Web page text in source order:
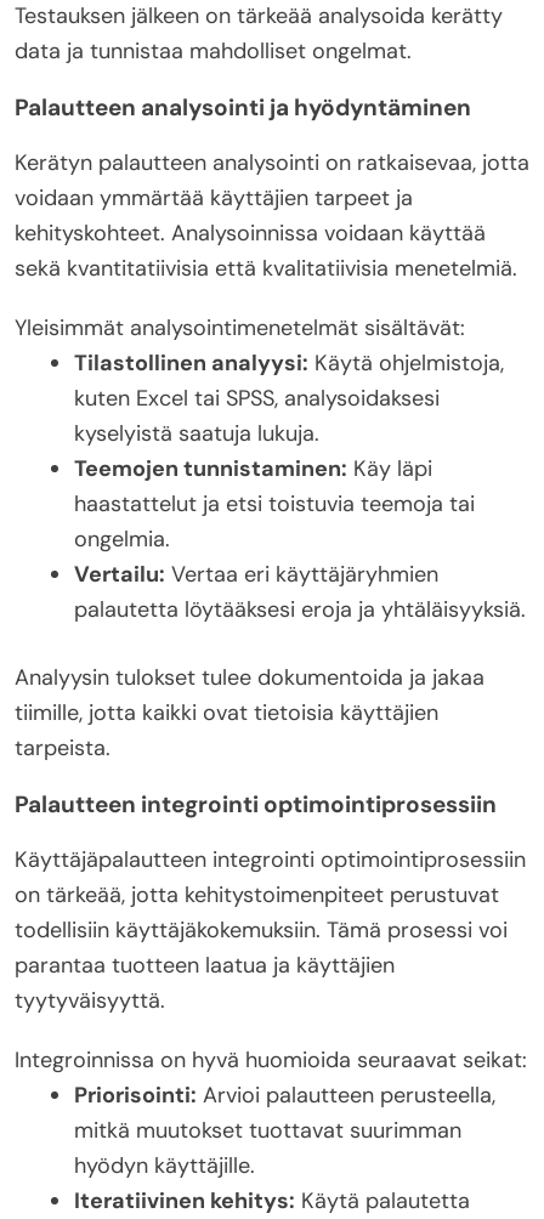
Testauksen jälkeen on tärkeää analysoida kerätty
data ja tunnistaa mahdolliset ongelmat.
Palautteen analysointi ja hyödyntäminen
Kerätyn palautteen analysointi on ratkaisevaa, jotta
voidaan ymmärtää käyttäjien tarpeet ja
kehityskohteet. Analysoinnissa voidaan käyttää
sekä kvantitatiivisia että kvalitatiivisia menetelmiä.
Yleisimmät analysointimenetelmät sisältävät:
Tilastollinen analyysi: Käytä ohjelmistoja,
kuten Excel tai SPSS, analysoidaksesi
kyselyistä saatuja lukuja.
Teemojen tunnistaminen: Käy läpi
haastattelut ja etsi toistuvia teemoja tai
ongelmia.
Vertailu: Vertaa eri käyttäjäryhmien
palautetta löytääksesi eroja ja yhtäläisyyksiä.
Analyysin tulokset tulee dokumentoida ja jakaa
tiimille, jotta kaikki ovat tietoisia käyttäjien
tarpeista.
Palautteen integrointi optimointiprosessiin
Käyttäjäpalautteen integrointi optimointiprosessiin
on tärkeää, jotta kehitystoimenpiteet perustuvat
todellisiin käyttäjäkokemuksiin. Tämä prosessi voi
parantaa tuotteen laatua ja käyttäjien
tyytyväisyyttä.
Integroinnissa on hyvä huomioida seuraavat seikat:
Priorisointi: Arvioi palautteen perusteella,
mitkä muutokset tuottavat suurimman
hyödyn käyttäjille.
Iteratiivinen kehitys: Käytä palautetta